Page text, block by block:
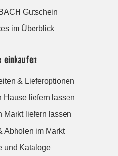
Gutschein
im Überblick
einkaufen
& Lieferoptionen
Hause liefern lassen
Markt liefern lassen
Abholen im Markt
und Kataloge